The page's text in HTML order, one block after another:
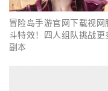
冒险岛手游官网下载视网
斗特效！四人组队挑战更
副本